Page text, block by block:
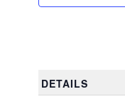
DETAILS